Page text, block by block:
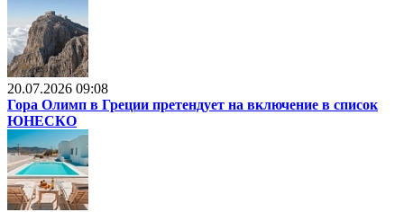
20.07.2026 09:08
Гора Олимп в Греции претендует на включение в список
ЮНЕСКО